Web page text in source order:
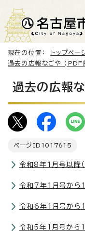
現在の位置： トップペー
過去の広報なごや (PDF
過去の広報
ページID 1017615
令和8年1月号以降（
令和7年1月号から
令和6年1月号から
令和5年1月号から